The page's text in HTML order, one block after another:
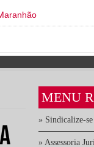
MENU
» Sindicalize-se
» Assessoria